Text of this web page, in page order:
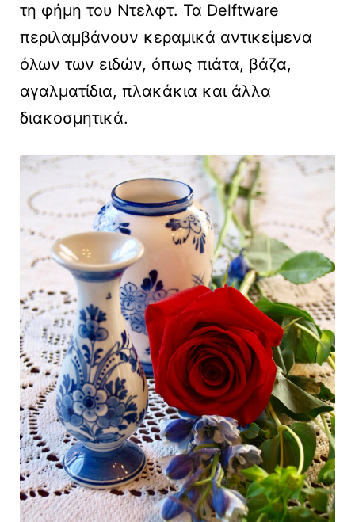
τη φήμη του Ντελφτ. Τα Delftware
περιλαμβάνουν κεραμικά αντικείμενα
όλων των ειδών, όπως πιάτα, βάζα,
αγαλματίδια, πλακάκια και άλλα
διακοσμητικά.